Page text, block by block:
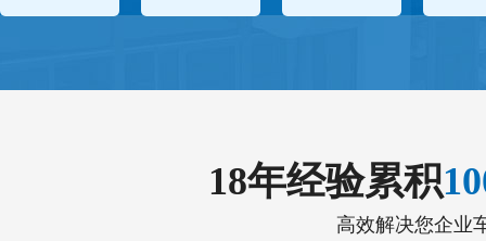
18年经验累积
高效解决您企业